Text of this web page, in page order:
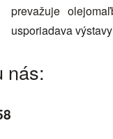
prevažuje
usporiadava
nás: